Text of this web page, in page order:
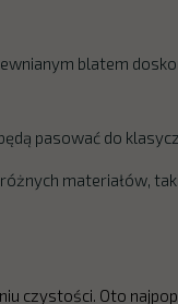
blatem
pasować do
materiałów,
czystości. Oto